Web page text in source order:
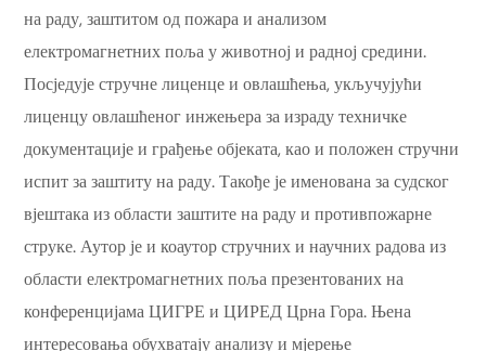
на раду, заштитом од пожара и анализом
електромагнетних поља у животној и радној средини.
Посједује стручне лиценце и овлашћења, укључујући
лиценцу овлашћеног инжењера за израду техничке
документације и грађење објеката, као и положен стручни
испит за заштиту на раду. Такође је именована за судског
вјештака из области заштите на раду и противпожарне
струке. Аутор је и коаутор стручних и научних радова из
области електромагнетних поља презентованих на
конференцијама ЦИГРЕ и ЦИРЕД Црна Гора. Њена
интересовања обухватају анализу и мјерење